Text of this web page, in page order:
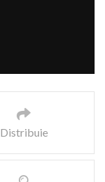
Distribuie